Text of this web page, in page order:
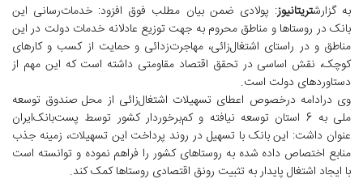
به گزارشتریتانیوز: پولادی ضمن بیان مطلب فوق افزود: خدمات‌رسانی این
بانک در روستاها و مناطق محروم به جهت توزیع عادلانه خدمات دولت در این
مناطق و در راستای اشتغال‌زائی، مهاجرت‌زدائی و حمایت از کسب و کارهای
کوچک، نقش اساسی در تحقق اقتصاد مقاومتی داشته است که این مهم از
دستاوردهای دولت است.
وی درادامه درخصوص اعطای تسهیلات اشتغال‌زائی از محل صندوق توسعه
ملی به 6 استان توسعه نیافته و کم‌برخوردار کشور توسط پست‌بانک‌ایران
عنوان داشت: این بانک با تسهیل در روند پرداخت این تسهیلات، زمینه جذب
منابع اختصاص داده شده به روستاهای کشور را فراهم نموده و توانسته است
با ایجاد اشتغال پایدار به تثبیت رونق اقتصادی روستاها کمک کند.